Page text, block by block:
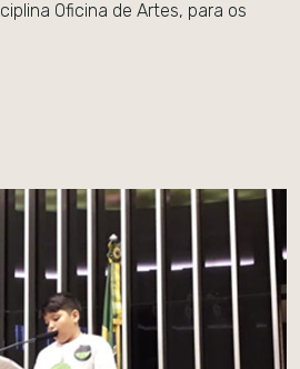
Oficina de Artes, para os